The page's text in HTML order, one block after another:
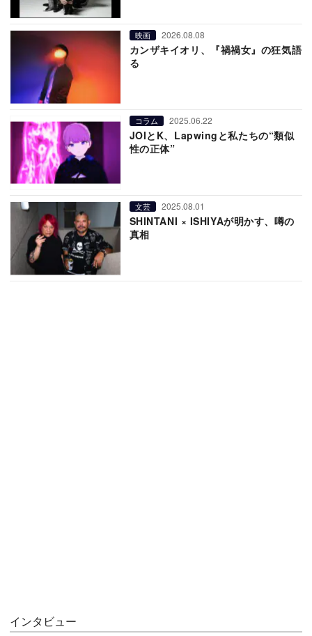
映画 2026.08.08
カンザキイオリ、『禍禍女』の狂気語
る
コラム 2025.06.22
JOIとK、Lapwingと私たちの“類似
性の正体”
文芸 2025.08.01
SHINTANI × ISHIYAが明かす、噂の
真相
インタビュー